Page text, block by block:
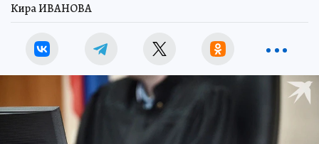
Кира ИВАНОВА